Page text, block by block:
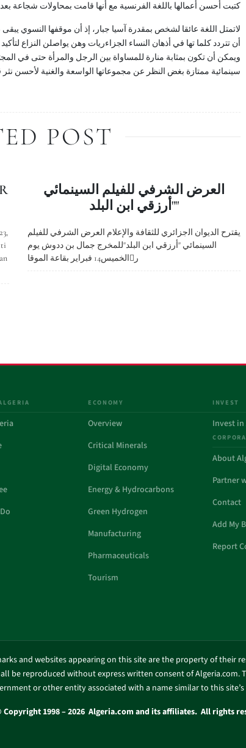
كتبت أحسن أعمالها باللغة الفرنسية مع أنها قامت بمحاولات شجاعة بعد
لاتمتل اللغة عائقا لشخص بمقدرة آسيا جبار، إذ أن موقفها النسوي
أن تتردد كلما تها في أذهان النساء الجزاءريات وهن يواصلن النزاع
ويمكن أن تكون بمثابة منارة للمساواة بين الرجل والمرأة حتى في
سينمائية ممتازة بغض النظر عن مجموعاتها الواسعة والغنية لأحسن نثر
POST
العرض الشرفي للفيلم السينمائي
"أرزقي ابن البلد"
يقترح الديوان اﻟجزائرﻱ للثقافة والإعلام العرض الشرفي للفيلم
السينمائي "أرزقي ابن البلد"للمخرج جمال بن ددوش يوم
الخميس14 فبراير بقاعة الموقار
ECONOMY
Overview
Critical Minerals
Digital Economy
Energy & Hydrocarbons
Green Hydrogen
Manufacturing
Pharmaceuticals
Tourism
INVEST
Invest
About
Partner
Contact
Add My
Report
and websites appearing on this site are the property of their
be reproduced without express written consent of Algeria.com.
or other entity associated with a name similar to this
Copyright 1998 – 2026 Algeria.com and its affiliates. All rights